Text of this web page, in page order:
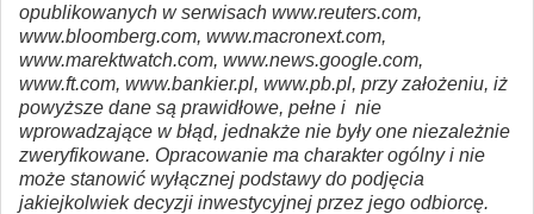
opublikowanych w serwisach www.reuters.com,
www.bloomberg.com, www.macronext.com,
www.marektwatch.com, www.news.google.com,
www.ft.com, www.bankier.pl, www.pb.pl, przy założeniu, iż
powyższe dane są prawidłowe, pełne i nie
wprowadzające w błąd, jednakże nie były one niezależnie
zweryfikowane. Opracowanie ma charakter ogólny i nie
może stanowić wyłącznej podstawy do podjęcia
jakiejkolwiek decyzji inwestycyjnej przez jego odbiorcę.